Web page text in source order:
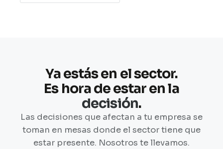
Ya estás en el sector.
Es hora de estar en la
decisión.
Las decisiones que afectan a tu empresa se
toman en mesas donde el sector tiene que
estar presente. Nosotros te llevamos.